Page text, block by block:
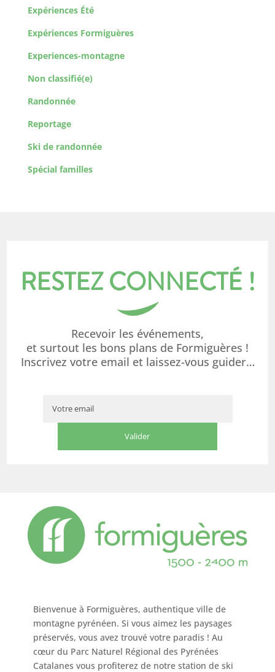
Expériences Été
Expériences Formiguères
Experiences-montagne
Non classifié(e)
Randonnée
Reportage
Ski de randonnée
Spécial familles
RESTEZ CONNECTÉ !
Recevoir les événements,
et surtout les bons plans de Formiguères !
Inscrivez votre email et laissez-vous guider…
Bienvenue à Formiguères, authentique ville de
montagne pyrénéen. Si vous aimez les paysages
préservés, vous avez trouvé votre paradis ! Au
cœur du Parc Naturel Régional des Pyrénées
Catalanes vous profiterez de notre station de ski